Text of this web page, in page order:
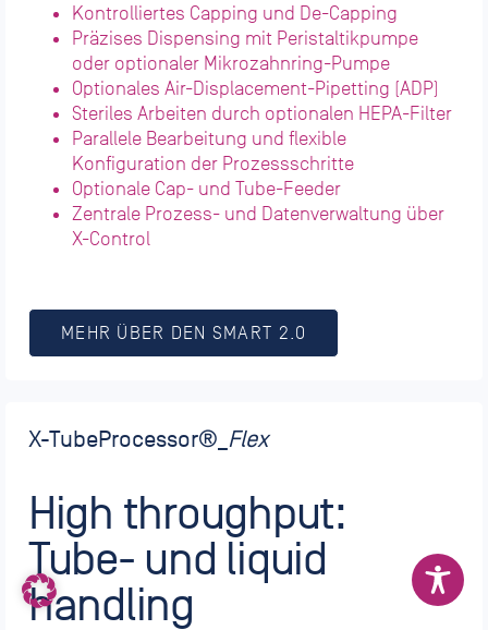
Kontrolliertes Capping und De-Capping
Präzises Dispensing mit Peristaltikpumpe
oder optionaler Mikrozahnring-Pumpe
Optionales Air-Displacement-Pipetting (ADP)
Steriles Arbeiten durch optionalen HEPA-Filter
Parallele Bearbeitung und flexible
Konfiguration der Prozessschritte
Optionale Cap- und Tube-Feeder
Zentrale Prozess- und Datenverwaltung über
X-Control
MEHR ÜBER DEN SMART 2.0
X-TubeProcessor®_ Flex
High throughput:
Tube- und liquid
handling